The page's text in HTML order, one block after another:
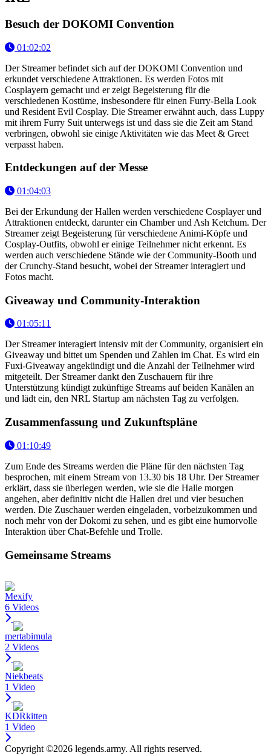
Besuch der DOKOMI Convention
01:02:02
Der Streamer befindet sich auf der DOKOMI Convention und
erkundet verschiedene Attraktionen. Es werden Fotos mit
Cosplayern gemacht und er zeigt Begeisterung für die
verschiedenen Kostüme, insbesondere für einen Furry-Bella Look
und Resident Evil Cosplay. Die Streamer erwähnt auch, dass Luppy
mit ihrem Furry Suit unterwegs ist und dass sie die Zeit am Stand
verbringen, obwohl sie einige Aktivitäten wie das Meet & Greet
verpasst haben.
Entdeckungen auf der Messe
01:04:03
Bei der Erkundung der Hallen werden verschiedene Cosplayer und
Attraktionen entdeckt, darunter ein Chamber und Ash Ketchum. Der
Streamer zeigt Begeisterung für verschiedene Animi-Köpfe und
Cosplay-Outfits, obwohl er einige Teilnehmer nicht erkennt. Es
werden auch verschiedene Stände wie der Community-Booth und
der Crunchy-Stand besucht, wobei der Streamer interagiert und
Fotos macht.
Giveaway und Community-Interaktion
01:05:11
Der Streamer interagiert intensiv mit der Community, organisiert ein
Giveaway und bittet um Spenden und Zahlen im Chat. Es wird ein
Fuxi-Giveaway angekündigt und die Anzahl der Teilnehmer wird
mitgeteilt. Der Streamer dankt den Zuschauern für ihre
Unterstützung kündigt zukünftige Streams auf beiden Kanälen an
und lädt ein, den NRL Startup am nächsten Tag zu verfolgen.
Zusammenfassung und Zukunftspläne
01:10:49
Zum Ende des Streams werden die Pläne für den nächsten Tag
besprochen, mit einem Stream von 13.30 bis 18 Uhr. Der Streamer
erklärt, dass sie überlegen werden, wie sie die Halle morgen
angehen, aber definitiv nicht die Hallen drei und vier besuchen
werden. Die Zuschauer werden eingeladen, vorbeizukommen und
noch mehr von der Dokomi zu sehen, und es gibt eine humorvolle
Interaktion über Chat-Befehle und Trolle.
Gemeinsame Streams
Mexify
6 Videos
mertabimula
2 Videos
Niekbeats
1 Video
KDRkitten
1 Video
Copyright ©2026 legends.army. All rights reserved.